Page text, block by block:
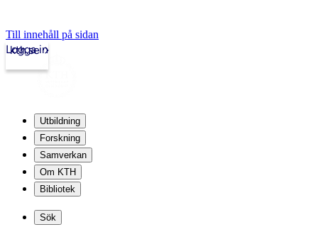
Till innehåll på sidan
kth.se
Logga in
Utbildning
Forskning
Samverkan
Om KTH
Bibliotek
Sök